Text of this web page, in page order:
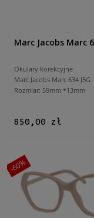
Marc Jacobs Marc
Okulary korekcyjne
Marc Jacobs Marc 634 J5G
Rozmiar: 59mm *13mm
850,00 zł
-60%